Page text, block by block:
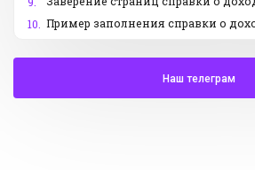
10. Пример заполнения справки о
Наш телеграм